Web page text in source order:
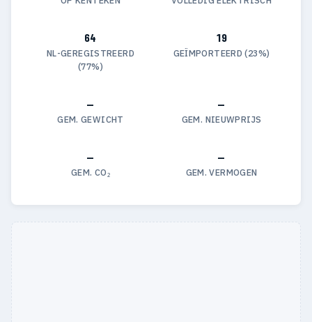
64
NL-GEREGISTREERD
(77%)
19
GEÏMPORTEERD (23%)
—
GEM. GEWICHT
—
GEM. NIEUWPRIJS
—
GEM. CO₂
—
GEM. VERMOGEN